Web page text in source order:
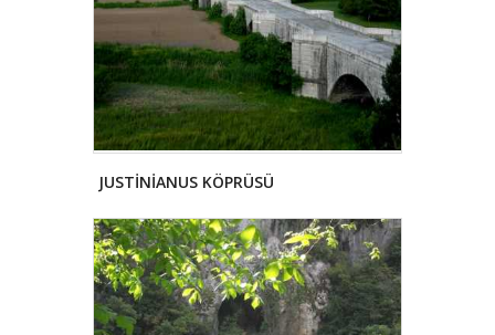
JUSTİNİANUS KÖPRÜSÜ